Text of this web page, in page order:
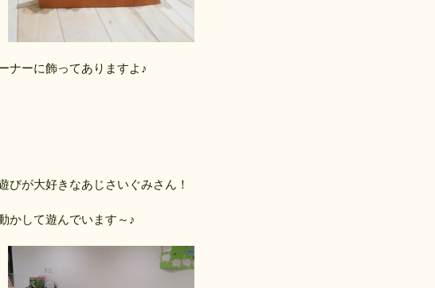
ナーに飾ってありますよ♪
びが大好きなあじさいぐみさん！
かして遊んでいます～♪